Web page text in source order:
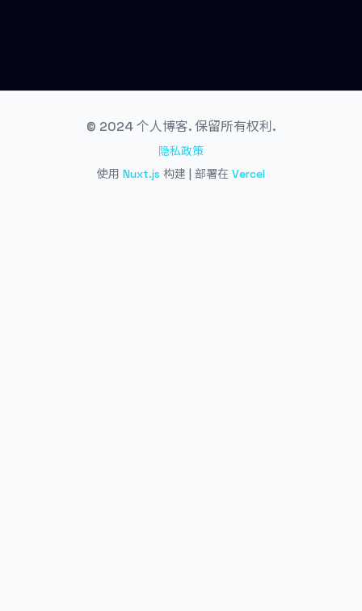
© 2024 个人博客. 保留所有权利.
隐私政策
使用 Nuxt.js 构建 | 部署在 Vercel